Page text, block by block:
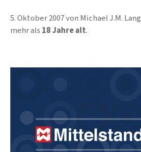
5. Oktober 2007von Michael J.M. Lang
mehr als 18 Jahre alt.